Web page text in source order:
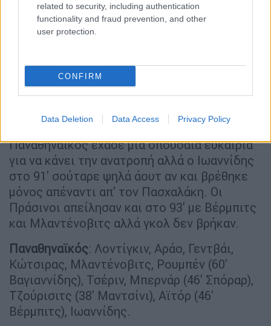
related to security, including authentication
functionality and fraud prevention, and other
user protection.
CONFIRM
Data Deletion Data Access Privacy Policy
Όσο περνούσε ο χρόνος το παιχνίδι γινόταν
πιο σκληρό αλλά και πιο απρόβλεπτο με
τους χώρους να έχουν ανοίξει και στις δυο
Παναθηναϊκός έχασε μια σπουδαία ευκαιρία
για να κάνει την ανατροπή αλλά ο Ιωαννίδης
στο 91' σούταρε ψηλά άουτ αν και βρέθηκε
μόνος απέναντι απ' τον Πασχαλάκη. Οι
Πράσινοι απείλησαν και στο 93' με Βέρμπιτς
και Μλαντένοβιτς αλλά γκολ δεν βρήκαν.
Παναθηναϊκός: Λοντίγκιν, Αράο, Γεντβάι,
Κώτσιρας, Μλαντένοβιτς, Ρουμπέν (60'
Βαγιαννίδης), Τσέριν, Μπερνάρ (46' Σπόραρ),
Τζούρισιτς (38' Μαντσίνι), Αϊτόρ (46'
Βέρμπιτς), Ιωαννίδης.